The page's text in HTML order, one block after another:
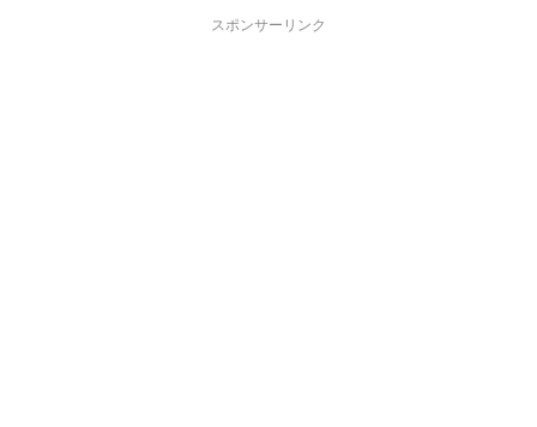
スポンサーリンク